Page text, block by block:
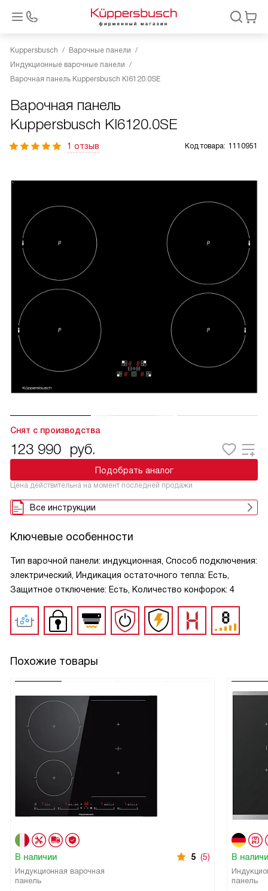
Kuppersbusch
Варочные панели
Индукционные варочные панели
Варочная панель Kuppersbusch KI6120.0SE
Варочная панель
Kuppersbusch KI6120.0SE
1 отзыв Код товара: 1110951
Снят с производства
123 990 руб.
Подобрать аналог
Цена действительна на момент последней продажи
Все инструкции
Ключевые особенности
Тип варочной панели: индукционная, Способ подключения:
электрический, Индикация остаточного тепла: Есть,
Защитное отключение: Есть, Количество конфорок: 4
Похожие товары
В наличии 5 (5)
Индукционная варочная
панель
В
панель